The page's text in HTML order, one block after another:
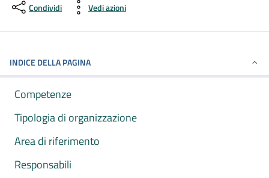
Condividi Vedi azioni
INDICE DELLA PAGINA
Competenze
Tipologia di organizzazione
Area di riferimento
Responsabili